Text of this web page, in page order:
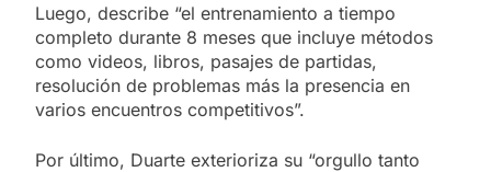
Luego, describe “el entrenamiento a tiempo
completo durante 8 meses que incluye métodos
como videos, libros, pasajes de partidas,
resolución de problemas más la presencia en
varios encuentros competitivos”.
Por último, Duarte exterioriza su “orgullo tanto